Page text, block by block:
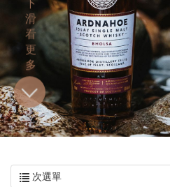
下
滑
看
更
多
次選單